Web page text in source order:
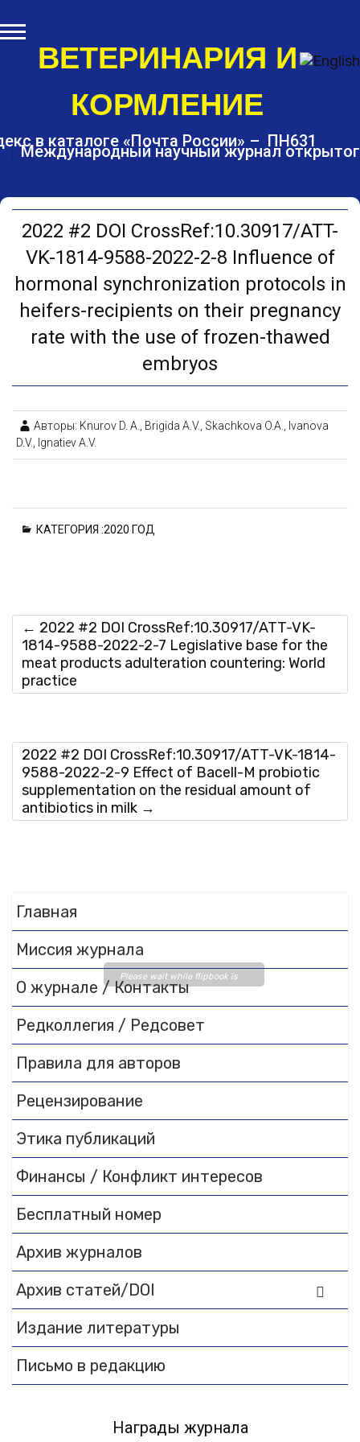
k
i
n
n
ВЕТЕРИНАРИЯ И
КОРМЛЕНИЕ
Международный научный журнал
в каталоге «Почта России» – ПН631
2022 #2 DOI CrossRef:10.30917/ATT-
VK-1814-9588-2022-2-8 Influence of
hormonal synchronization protocols in
heifers-recipients on their pregnancy
rate with the use of frozen-thawed
embryos
Авторы: Knurov D. A., Brigida A.V., Skachkova O.A., Ivanova
D.V., Ignatiev A.V.
Please wait while flipbook is
loading. For more related info,
to
DearFlip WordPress
documentation.
КАТЕГОРИЯ :2020 ГОД
← 2022 #2 DOI CrossRef:10.30917/ATT-VK-
1814-9588-2022-2-7 Legislative base for the
meat products adulteration countering: World
practice
2022 #2 DOI CrossRef:10.30917/ATT-VK-1814-
9588-2022-2-9 Effect of Bacell-M probiotic
supplementation on the residual amount of
antibiotics in milk →
Главная
Миссия журнала
О журнале / Контакты
Редколлегия / Редсовет
Правила для авторов
Рецензирование
Этика публикаций
Финансы / Конфликт интересов
Бесплатный номер
Архив журналов
Архив статей/DOI
Издание литературы
Письмо в редакцию
Награды журнала